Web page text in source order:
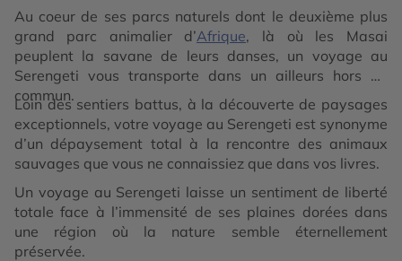
Au coeur de ses parcs naturels dont le deuxième plus
grand parc animalier d’Afrique, là où les Masai
peuplent la savane de leurs danses, un voyage au
Serengeti vous transporte dans un ailleurs hors du
commun.
Loin des sentiers battus, à la découverte de paysages
exceptionnels, votre voyage au Serengeti est synonyme
d’un dépaysement total à la rencontre des animaux
sauvages que vous ne connaissiez que dans vos livres.
Un voyage au Serengeti laisse un sentiment de liberté
totale face à l’immensité de ses plaines dorées dans
une région où la nature semble éternellement
préservée.